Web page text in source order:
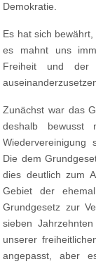
Demokratie.
Es hat sich
es mahnt uns
Freiheit und der
Zunächst war das
deshalb bewusst
Wiedervereinigung
Die dem
dies deutlich zum
Gebiet der
Grundgesetz zur
sieben
unserer
angepasst, aber